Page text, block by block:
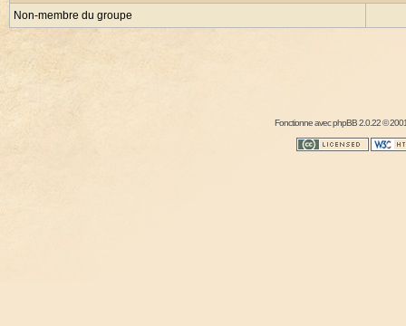
Non-membre du groupe
Fonctionne avecphpBB2.0.22 ©